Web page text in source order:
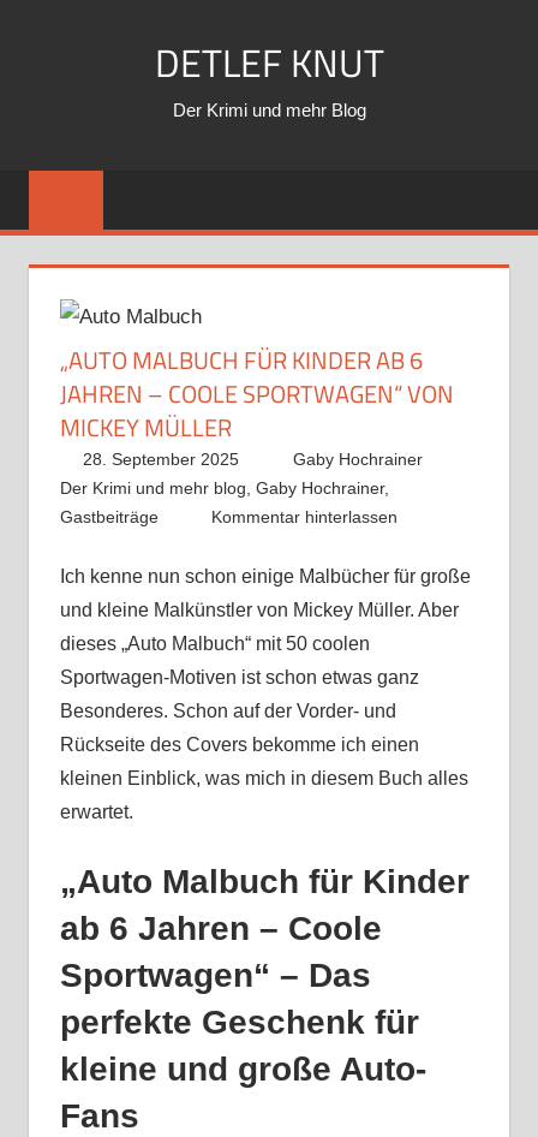
DETLEF KNUT
Der Krimi und mehr Blog
„AUTO MALBUCH FÜR KINDER AB 6
JAHREN – COOLE SPORTWAGEN“ VON
MICKEY MÜLLER
28. September 2025
Gaby Hochrainer
Der Krimi und mehr blog, Gaby Hochrainer,
Gastbeiträge
Kommentar hinterlassen
Ich kenne nun schon einige Malbücher für große
und kleine Malkünstler von Mickey Müller. Aber
dieses „Auto Malbuch“ mit 50 coolen
Sportwagen-Motiven ist schon etwas ganz
Besonderes. Schon auf der Vorder- und
Rückseite des Covers bekomme ich einen
kleinen Einblick, was mich in diesem Buch alles
erwartet.
„Auto Malbuch für Kinder
ab 6 Jahren – Coole
Sportwagen“ – Das
perfekte Geschenk für
kleine und große Auto-
Fans